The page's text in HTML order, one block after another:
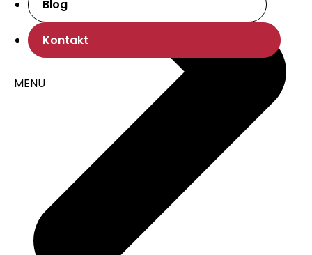
Blog
Kontakt
MENU